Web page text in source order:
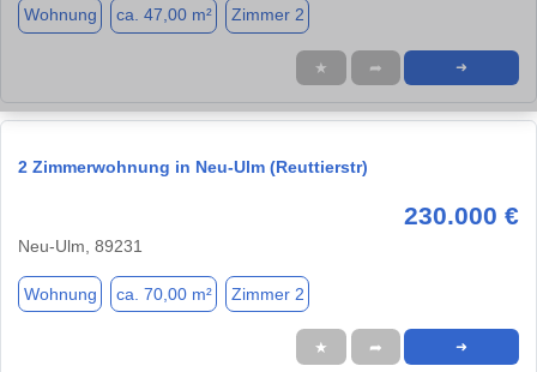
Wohnung ca. 47,00 m² Zimmer 2
★ ➦ ➜
2 Zimmerwohnung in Neu-Ulm (Reuttierstr)
230.000 €
Neu-Ulm, 89231
Wohnung ca. 70,00 m² Zimmer 2
★ ➦ ➜